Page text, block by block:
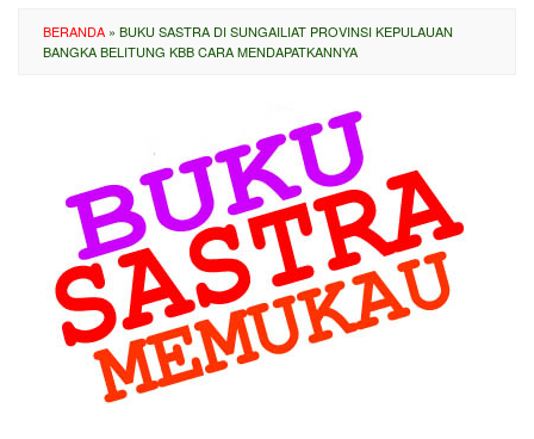
BERANDA » BUKU SASTRA DI SUNGAILIAT PROVINSI KEPULAUAN
BANGKA BELITUNG KBB CARA MENDAPATKANNYA